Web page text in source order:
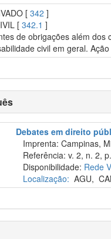
[342 ]
[342.1 ]
de obrigações além
civil em geral.
Debates em direito
Imprenta: Campinas,
Referência: v. 2, n. 2,
Disponibilidade: Rede
Localização: AGU,